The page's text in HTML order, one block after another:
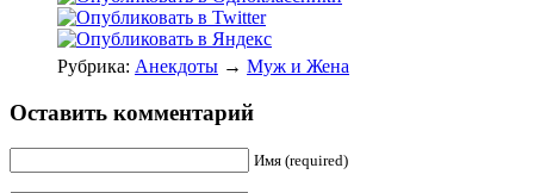
Рубрика: Анекдоты → Муж и Жена
Оставить комментарий
Имя (required)